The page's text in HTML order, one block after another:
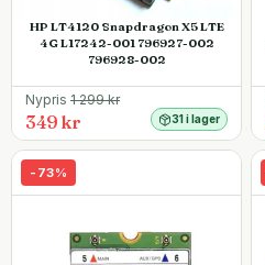
HP LT4120 Snapdragon X5 LTE
4G L17242-001 796927-002
796928-002
Nypris 1 299kr
349 kr 31 i lager
- 73%